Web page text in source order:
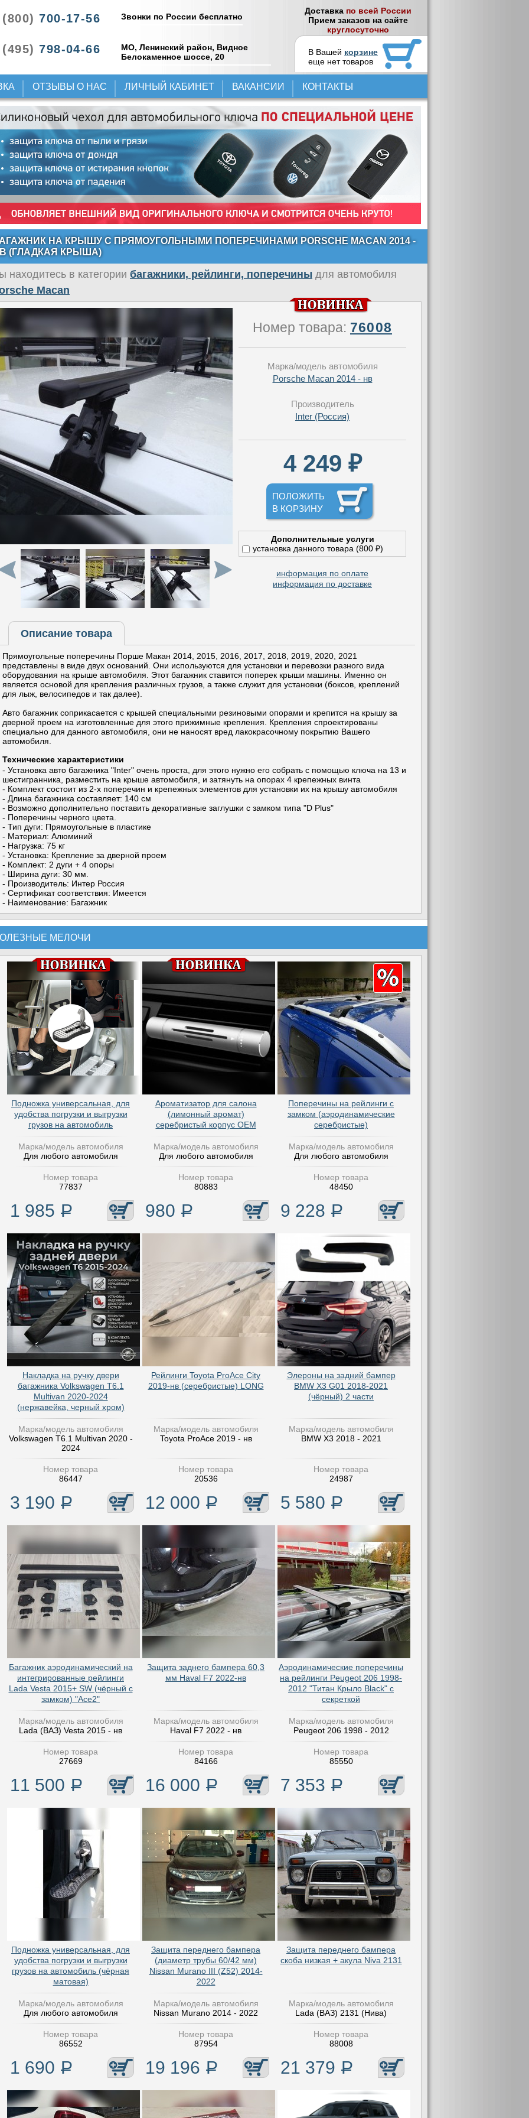
700-17-56
798-04-66
Звонки по России бесплатно
МО, Ленинский район, Видное
Белокаменное шоссе, 20
Доставка по всей России
Прием заказов на сайте
круглосуточно
В Вашей корзине
еще нет товаров
ОТЗЫВЫ О НАС ЛИЧНЫЙ КАБИНЕТ ВАКАНСИИ КОНТАКТЫ
НА КРЫШУ С ПРЯМОУГОЛЬНЫМИ ПОПЕРЕЧИНАМИ PORSCHE MACAN 2014 -
(ГЛАДКАЯ КРЫША)
находитесь в категории багажники, рейлинги, поперечины для автомобиля
Macan
Номер товара: 76008
Марка/модель автомобиля
Porsche Macan 2014 - нв
Производитель
Inter (Россия)
4 249 ₽
ПОЛОЖИТЬ
В КОРЗИНУ
Дополнительные услуги
установка данного товара (800 ₽)
информация по оплате
информация по доставке
Описание товара
Прямоугольные поперечины Порше Макан 2014, 2015, 2016, 2017, 2018, 2019, 2020, 2021
представлены в виде двух оснований. Они используются для установки и перевозки разного вида
оборудования на крыше автомобиля. Этот багажник ставится поперек крыши машины. Именно он
является основой для крепления различных грузов, а также служит для установки (боксов, креплений
для лыж, велосипедов и так далее).
Авто багажник соприкасается с крышей специальными резиновыми опорами и крепится на крышу за
дверной проем на изготовленные для этого прижимные крепления. Крепления спроектированы
специально для данного автомобиля, они не наносят вред лакокрасочному покрытию Вашего
автомобиля.
Технические характеристики
- Установка авто багажника "Inter" очень проста, для этого нужно его собрать с помощью ключа на 13 и
шестигранника, разместить на крыше автомобиля, и затянуть на опорах 4 крепежных винта
- Комплект состоит из 2-х поперечин и крепежных элементов для установки их на крышу автомобиля
- Длина багажника составляет: 140 см
- Возможно дополнительно поставить декоративные заглушки с замком типа "D Plus"
- Поперечины черного цвета.
- Тип дуги: Прямоугольные в пластике
- Материал: Алюминий
- Нагрузка: 75 кг
- Установка: Крепление за дверной проем
- Комплект: 2 дуги + 4 опоры
- Ширина дуги: 30 мм.
- Производитель: Интер Россия
- Сертификат соответствия: Имеется
- Наименование: Багажник
МЕЛОЧИ
Подножка универсальная, для
удобства погрузки и выгрузки
грузов на автомобиль
Марка/модель автомобиля
Для любого автомобиля
Номер товара
77837
1 985 Р
Ароматизатор для салона
(лимонный аромат)
серебристый корпус OEM
Марка/модель автомобиля
Для любого автомобиля
Номер товара
80883
980 Р
Поперечины на рейлинги с
замком (аэродинамические
серебристые)
Марка/модель автомобиля
Для любого автомобиля
Номер товара
48450
9 228 Р
Накладка на ручку двери
багажника Volkswagen T6.1
Multivan 2020-2024
(нержавейка, черный хром)
Марка/модель автомобиля
Volkswagen T6.1 Multivan 2020 -
2024
Номер товара
86447
3 190 Р
Рейлинги Toyota ProAce City
2019-нв (серебристые) LONG
Марка/модель автомобиля
Toyota ProAce 2019 - нв
Номер товара
20536
12 000 Р
Элероны на задний бампер
BMW X3 G01 2018-2021
(чёрный) 2 части
Марка/модель автомобиля
BMW X3 2018 - 2021
Номер товара
24987
5 580 Р
Багажник аэродинамический на
интегрированные рейлинги
Lada Vesta 2015+ SW (чёрный с
замком) "Ace2"
Марка/модель автомобиля
Lada (ВАЗ) Vesta 2015 - нв
Номер товара
27669
11 500 Р
Защита заднего бампера 60,3
мм Haval F7 2022-нв
Марка/модель автомобиля
Haval F7 2022 - нв
Номер товара
84166
16 000 Р
Аэродинамические поперечины
на рейлинги Peugeot 206 1998-
2012 "Титан Крыло Black" с
секреткой
Марка/модель автомобиля
Peugeot 206 1998 - 2012
Номер товара
85550
7 353 Р
Подножка универсальная, для
удобства погрузки и выгрузки
грузов на автомобиль (чёрная
матовая)
Марка/модель автомобиля
Для любого автомобиля
Номер товара
86552
1 690 Р
Защита переднего бампера
(диаметр трубы 60/42 мм)
Nissan Murano III (Z52) 2014-
2022
Марка/модель автомобиля
Nissan Murano 2014 - 2022
Номер товара
87954
19 196 Р
Защита переднего бампера
скоба низкая + акула Niva 2131
Марка/модель автомобиля
Lada (ВАЗ) 2131 (Нива)
Номер товара
88008
21 379 Р